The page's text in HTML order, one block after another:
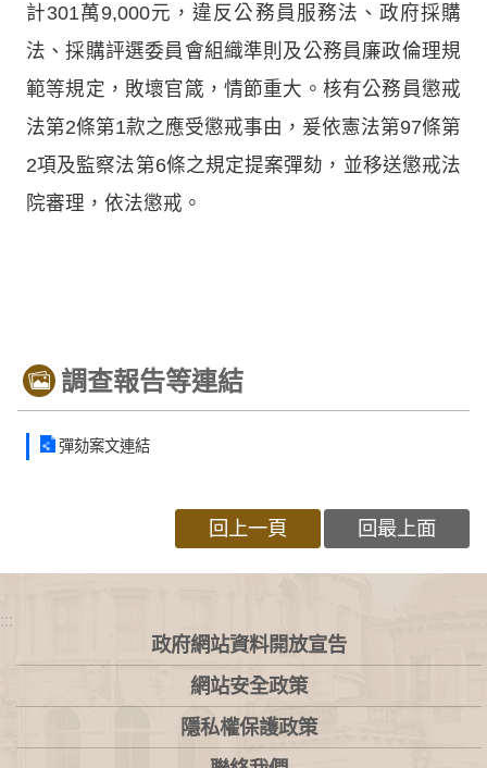
計301萬9,000元，違反公務員服務法、政府採購
法、採購評選委員會組織準則及公務員廉政倫理規
範等規定，敗壞官箴，情節重大。核有公務員懲戒
法第2條第1款之應受懲戒事由，爰依憲法第97條第
2項及監察法第6條之規定提案彈劾，並移送懲戒法
院審理，依法懲戒。
調查報告等連結
彈劾案文連結
回上一頁 回最上面
:::
政府網站資料開放宣告
網站安全政策
隱私權保護政策